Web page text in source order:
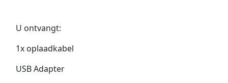
U ontvangt:
1x oplaadkabel
USB Adapter